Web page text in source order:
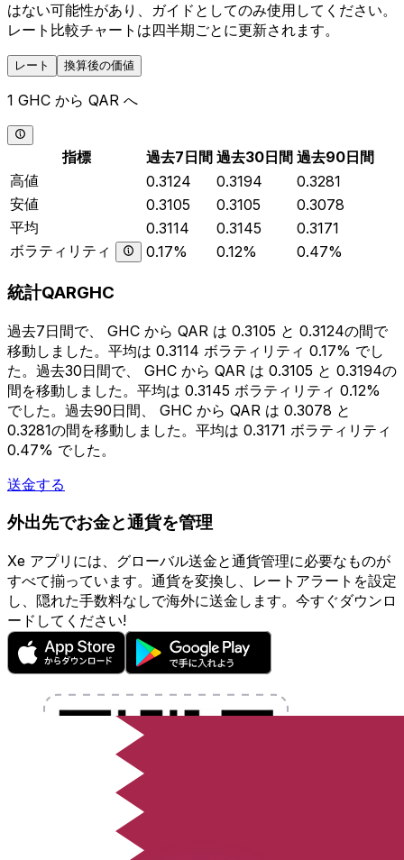
はない可能性があり、ガイドとしてのみ使用してください。
レート比較チャートは四半期ごとに更新されます。
レート 換算後の価値
1 GHC から QAR へ
指標 過去7日間 過去30日間 過去90日間
高値
0.3124 0.3194
0.3281
安値
0.3105 0.3105
0.3078
平均
0.3114 0.3145
0.3171
ボラティリティ
0.17% 0.12% 0.47%
統計QARGHC
過去7日間で、 GHC から QAR は 0.3105 と 0.3124の間で
移動しました。平均は 0.3114 ボラティリティ 0.17% でし
た。過去30日間で、 GHC から QAR は 0.3105 と 0.3194の
間を移動しました。平均は 0.3145 ボラティリティ 0.12%
でした。過去90日間、 GHC から QAR は 0.3078 と
0.3281の間を移動しました。平均は 0.3171 ボラティリティ
0.47% でした。
送金する
外出先でお金と通貨を管理
Xe アプリには、グローバル送金と通貨管理に必要なものが
すべて揃っています。通貨を変換し、レートアラートを設定
し、隠れた手数料なしで海外に送金します。今すぐダウンロ
ードしてください!